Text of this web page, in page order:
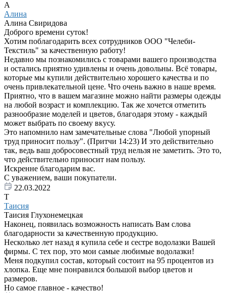
А
Алина
Алина Свиридова
Доброго времени суток!
Хотим поблагодарить всех сотрудников ООО "Челеби-
Текстиль" за качественную работу!
Недавно мы познакомились с товарами вашего производства
и остались приятно удивлены и очень довольны. Всё товары,
которые мы купили действительно хорошего качества и по
очень привлекательной цене. Что очень важно в наше время.
Приятно, что в вашем магазине можно найти размеры одежды
на любой возраст и комплекцию. Так же хочется отметить
разнообразие моделей и цветов, благодаря этому - каждый
может выбрать по своему вкусу.
Это напомнило нам замечательные слова "Любой упорный
труд приносит пользу". (Притчи 14:23) И это действительно
так, ведь ваш добросовестный труд нельзя не заметить. Это то,
что действительно приносит нам пользу.
Искренне благодарим вас.
С уважением, ваши покупатели.
22.03.2022
Т
Таисия
Таисия Глухонемецкая
Наконец, появилась возможность написать Вам слова
благодарности за качественную продукцию.
Несколько лет назад я купила себе и сестре водолазки Вашей
фирмы. С тех пор, это мои самые любимые водолазки!
Меня подкупил состав, который состоит на 95 процентов из
хлопка. Еще мне понравился большой выбор цветов и
размеров.
Но самое главное - качество!